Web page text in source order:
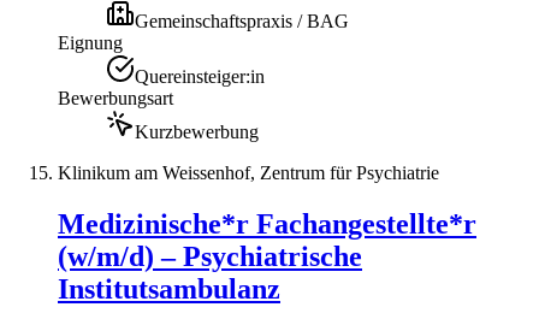
Gemeinschaftspraxis / BAG
Eignung
Quereinsteiger:in
Bewerbungsart
Kurzbewerbung
Klinikum am Weissenhof, Zentrum für Psychiatrie
Medizinische*r Fachangestellte*r
(w/m/d) – Psychiatrische
Institutsambulanz